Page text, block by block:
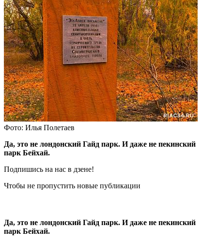
Фото: Илья Полетаев
Да, это не лондонский Гайд парк. И даже не пекинский
парк Бейхай.
Подпишись на нас в дзене!
Чтобы не пропустить новые публикации
Да, это не лондонский Гайд парк. И даже не пекинский
парк Бейхай.